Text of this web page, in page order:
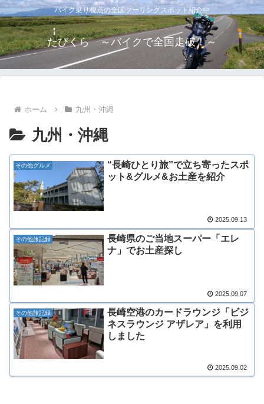
バイク乗り視点の全国ツーリングスポット紹介中
たびくら ～バイクで全国走破！～
ホーム 九州・沖縄
九州・沖縄
その他グルメ
“長崎ひとり旅”で立ち寄ったスポ
ット&グルメ&お土産を紹介
2025.09.13
その他旅記録
長崎県のご当地スーパー「エレ
ナ」でお土産探し
2025.09.07
その他旅記録
長崎空港のカードラウンジ「ビジ
ネスラウンジ アザレア」を利用
しました
2025.09.02